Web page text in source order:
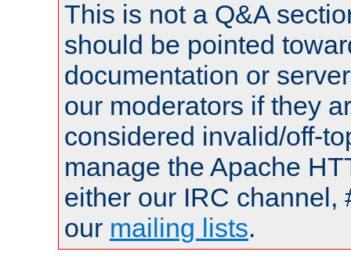
This is not a Q&A
should be pointed
documentation or
our moderators if they
considered invalid/off-
manage the Apache
either our IRC channel,
our mailing lists.